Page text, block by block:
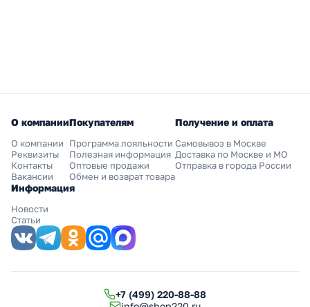
О компании
О компании
Реквизиты
Контакты
Вакансии
Покупателям
Программа лояльности
Полезная информация
Оптовые продажи
Обмен и возврат товара
Получение и оплата
Самовывоз в Москве
Доставка по Москве и МО
Отправка в города России
Информация
Новости
Статьи
+7 (499) 220-88-88